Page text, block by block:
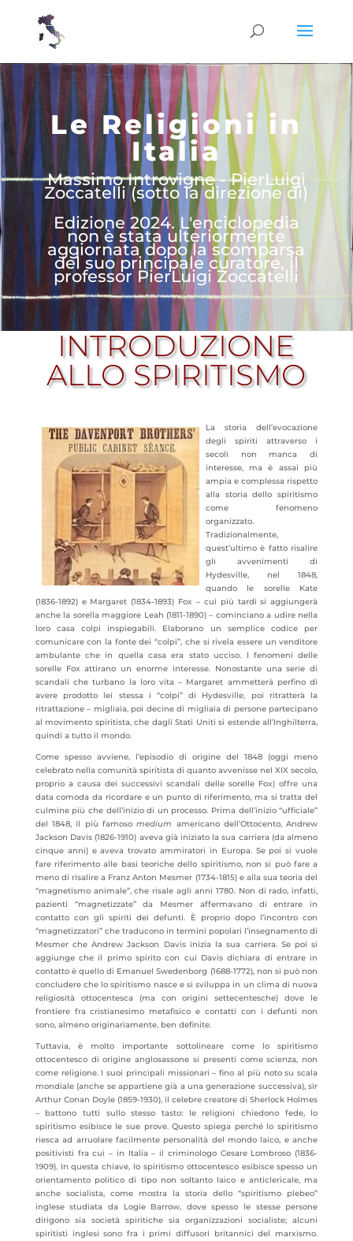
Le Religioni in
Italia
Massimo Introvigne - PierLuigi
Zoccatelli (sotto la direzione di)
Edizione 2024. L'enciclopedia
non è stata ulteriormente
aggiornata dopo la scomparsa
del suo principale curatore, il
professor PierLuigi Zoccatelli
INTRODUZIONE
ALLO SPIRITISMO
La storia dell’evocazione
degli spiriti attraverso i
secoli non manca di
interesse, ma è assai più
ampia e complessa rispetto
alla storia dello spiritismo
come fenomeno
organizzato.
Tradizionalmente,
quest’ultimo è fatto risalire
gli avvenimenti di
Hydesville, nel 1848,
quando le sorelle Kate
(1836-1892) e Margaret (1834-1893) Fox – cui più tardi si aggiungerà
anche la sorella maggiore Leah (1811-1890) – cominciano a udire nella
loro casa colpi inspiegabili. Elaborano un semplice codice per
comunicare con la fonte dei “colpi”, che si rivela essere un venditore
ambulante che in quella casa era stato ucciso. I fenomeni delle
sorelle Fox attirano un enorme interesse. Nonostante una serie di
scandali che turbano la loro vita – Margaret ammetterà perfino di
avere prodotto lei stessa i “colpi” di Hydesville, poi ritratterà la
ritrattazione – migliaia, poi decine di migliaia di persone partecipano
al movimento spiritista, che dagli Stati Uniti si estende all’Inghilterra,
quindi a tutto il mondo.
Come spesso avviene, l’episodio di origine del 1848 (oggi meno
celebrato nella comunità spiritista di quanto avvenisse nel XIX secolo,
proprio a causa dei successivi scandali delle sorelle Fox) offre una
data comoda da ricordare e un punto di riferimento, ma si tratta del
culmine più che dell’inizio di un processo. Prima dell’inizio “ufficiale”
del 1848, il più famosomedium americano dell’Ottocento, Andrew
Jackson Davis (1826-1910) aveva già iniziato la sua carriera (da almeno
cinque anni) e aveva trovato ammiratori in Europa. Se poi si vuole
fare riferimento alle basi teoriche dello spiritismo, non si può fare a
meno di risalire a Franz Anton Mesmer (1734-1815) e alla sua teoria del
“magnetismo animale”, che risale agli anni 1780. Non di rado, infatti,
pazienti “magnetizzate” da Mesmer affermavano di entrare in
contatto con gli spiriti dei defunti. È proprio dopo l’incontro con
“magnetizzatori” che traducono in termini popolari l’insegnamento di
Mesmer che Andrew Jackson Davis inizia la sua carriera. Se poi si
aggiunge che il primo spirito con cui Davis dichiara di entrare in
contatto è quello di Emanuel Swedenborg (1688-1772), non si può non
concludere che lo spiritismo nasce e si sviluppa in un clima di nuova
religiosità ottocentesca (ma con origini settecentesche) dove le
frontiere fra cristianesimo metafisico e contatti con i defunti non
sono, almeno originariamente, ben definite.
Tuttavia, è molto importante sottolineare come lo spiritismo
ottocentesco di origine anglosassone si presenti come scienza, non
come religione. I suoi principali missionari – fino al più noto su scala
mondiale (anche se appartiene già a una generazione successiva), sir
Arthur Conan Doyle (1859-1930), il celebre creatore di Sherlock Holmes
– battono tutti sullo stesso tasto: le religioni chiedono fede, lo
spiritismo esibisce le sue prove. Questo spiega perché lo spiritismo
riesca ad arruolare facilmente personalità del mondo laico, e anche
positivisti fra cui – in Italia – il criminologo Cesare Lombroso (1836-
1909). In questa chiave, lo spiritismo ottocentesco esibisce spesso un
orientamento politico di tipo non soltanto laico e anticlericale, ma
anche socialista, come mostra la storia dello “spiritismo plebeo”
inglese studiata da Logie Barrow, dove spesso le stesse persone
dirigono sia società spiritiche sia organizzazioni socialiste; alcuni
spiritisti inglesi sono fra i primi diffusori britannici del marxismo.